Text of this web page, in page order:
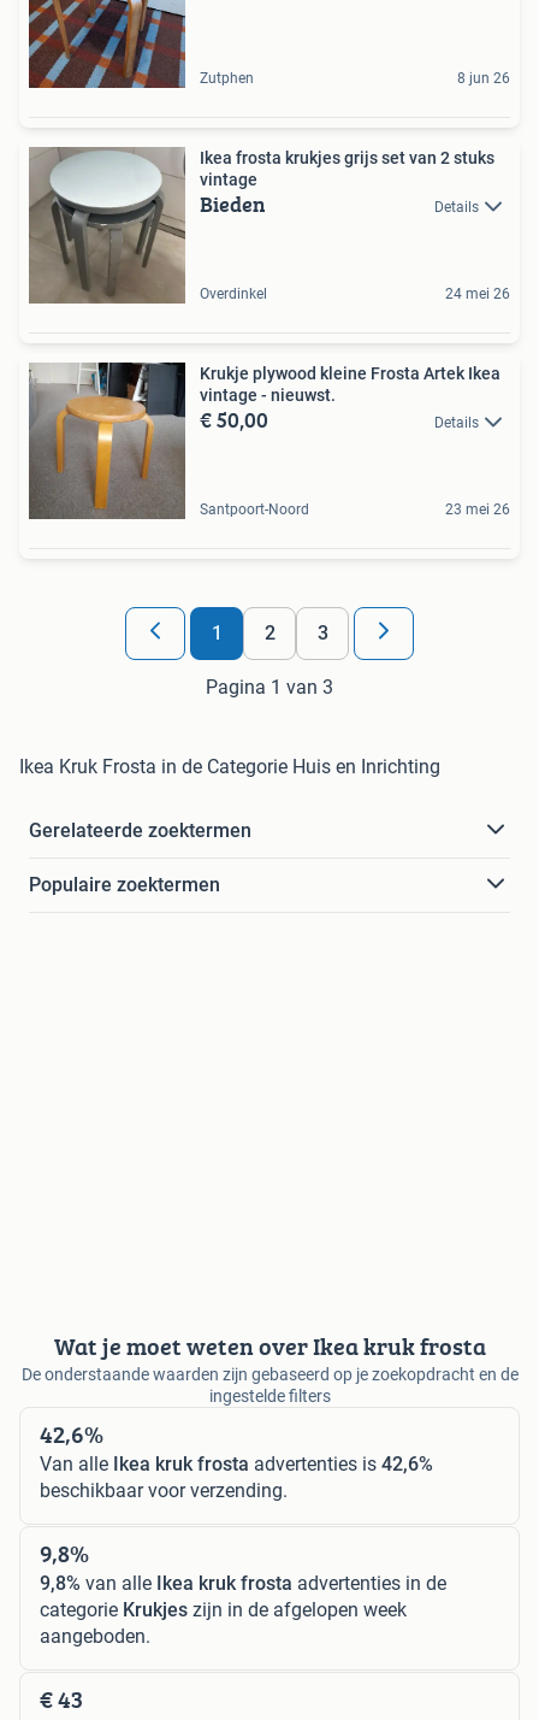
Zutphen 8 jun 26
Ikea frosta krukjes grijs set van 2 stuks
vintage
Bieden Details
Overdinkel 24 mei 26
Krukje plywood kleine Frosta Artek Ikea
vintage - nieuwst.
€ 50,00 Details
Santpoort-Noord 23 mei 26
1 2 3
Pagina 1 van 3
Ikea Kruk Frosta in de Categorie Huis en Inrichting
Gerelateerde zoektermen
Populaire zoektermen
Wat je moet weten over Ikea kruk frosta
De onderstaande waarden zijn gebaseerd op je zoekopdracht en de
ingestelde filters
42,6%
Van alle Ikea kruk frosta advertenties is 42,6%
beschikbaar voor verzending.
9,8%
9,8% van alle Ikea kruk frosta advertenties in de
categorie Krukjes zijn in de afgelopen week
aangeboden.
€ 43